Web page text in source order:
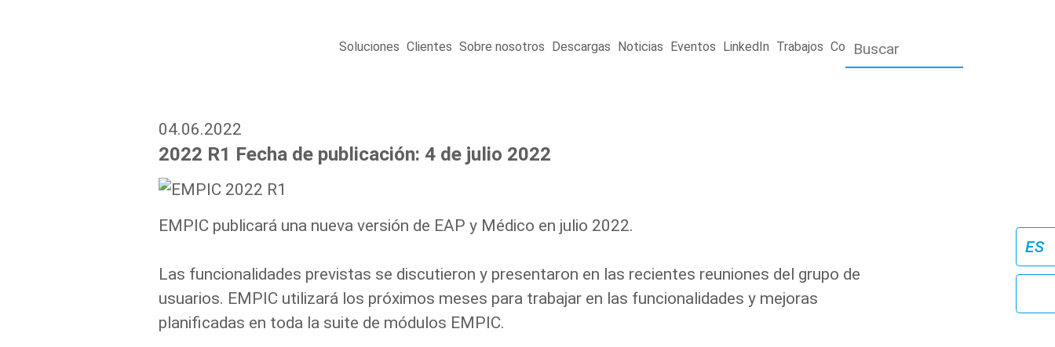
Soluciones Clientes Sobre nosotros Descargas Noticias Eventos LinkedIn Trabajos Contacto
04.06.2022
2022 R1 Fecha de publicación: 4 de julio 2022
EMPIC publicará una nueva versión de EAP y Médico en julio 2022.
Las funcionalidades previstas se discutieron y presentaron en las recientes reuniones del grupo de
usuarios. EMPIC utilizará los próximos meses para trabajar en las funcionalidades y mejoras
planificadas en toda la suite de módulos EMPIC.